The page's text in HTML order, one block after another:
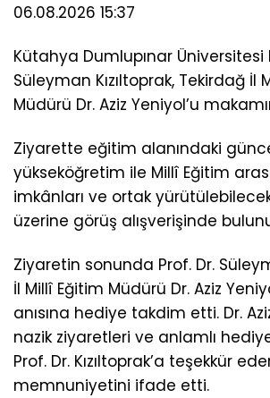
06.08.2026 15:37
Kütahya Dumlupınar Üniversitesi
Süleyman Kızıltoprak, Tekirdağ İl
Müdürü Dr. Aziz Yeniyol’u
Ziyarette eğitim alanındaki
yükseköğretim ile Millî Eğitim
imkânları ve ortak
üzerine görüş alışverişinde
Ziyaretin sonunda Prof. Dr.
İl Millî Eğitim Müdürü Dr. Aziz
anısına hediye takdim etti. Dr.
nazik ziyaretleri ve anlamlı
Prof. Dr. Kızıltoprak’a teşekkür
memnuniyetini ifade etti.